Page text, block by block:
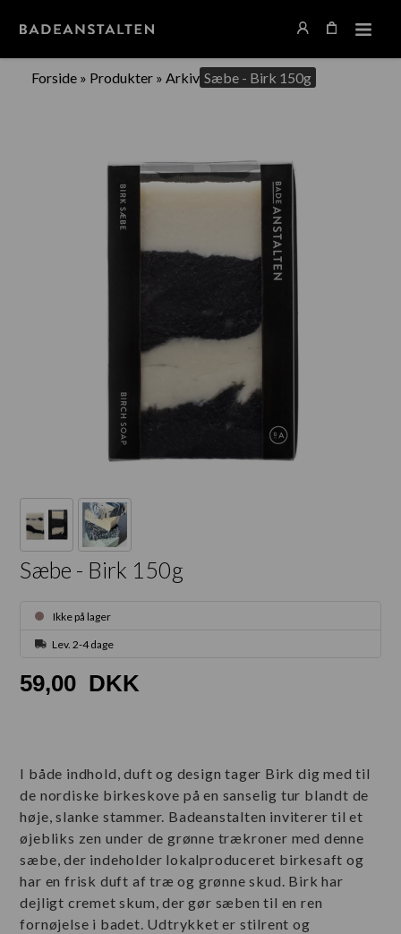
Forside » Produkter »Arkiv Sæbe - Birk 150g
Sæbe - Birk 150g
Ikke på lager
Lev. 2-4 dage
59,00 DKK
I både indhold, duft og design tager Birk dig med til
de nordiske birkeskove på en sanselig tur blandt de
høje, slanke stammer. Badeanstalten inviterer til et
øjebliks zen under de grønne trækroner med denne
sæbe, der indeholder lokalproduceret birkesaft og
har en frisk duft af træ og grønne skud. Birk har
dejligt cremet skum, der gør sæben til en ren
fornøjelse i badet. Udtrykket er stilrent og